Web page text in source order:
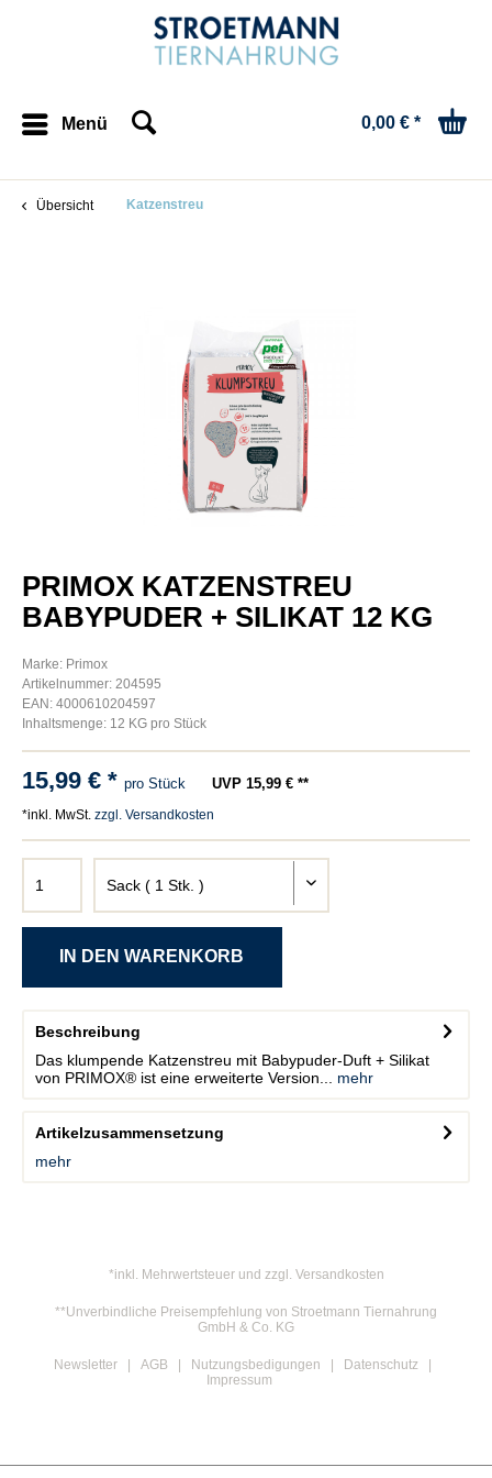
Menü 0,00 € *
Übersicht Katzenstreu
PRIMOX KATZENSTREU
BABYPUDER + SILIKAT 12 KG
Marke: Primox
Artikelnummer: 204595
EAN: 4000610204597
Inhaltsmenge: 12 KG pro Stück
15,99 € * pro Stück UVP 15,99 € **
*inkl. MwSt. zzgl. Versandkosten
Beschreibung
Das klumpende Katzenstreu mit Babypuder-Duft + Silikat
von PRIMOX® ist eine erweiterte Version...
mehr
Artikelzusammensetzung
mehr
*inkl. Mehrwertsteuer und zzgl. Versandkosten
**Unverbindliche Preisempfehlung von Stroetmann Tiernahrung
GmbH & Co. KG
Newsletter AGB Nutzungsbedigungen
Datenschutz
Impressum